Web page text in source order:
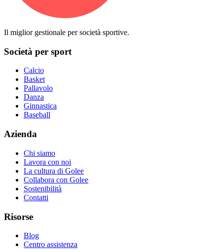
Il miglior gestionale per società sportive.
Società per sport
Calcio
Basket
Pallavolo
Danza
Ginnastica
Baseball
Azienda
Chi siamo
Lavora con noi
La cultura di Golee
Collabora con Golee
Sostenibilità
Contatti
Risorse
Blog
Centro assistenza